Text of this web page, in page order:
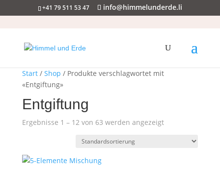
+41 79 511 53 47 info@himmelunderde.li
Start/ Shop / Produkte verschlagwortet mit
«Entgiftung»
Entgiftung
Ergebnisse 1 – 12 von 63 werden angezeigt